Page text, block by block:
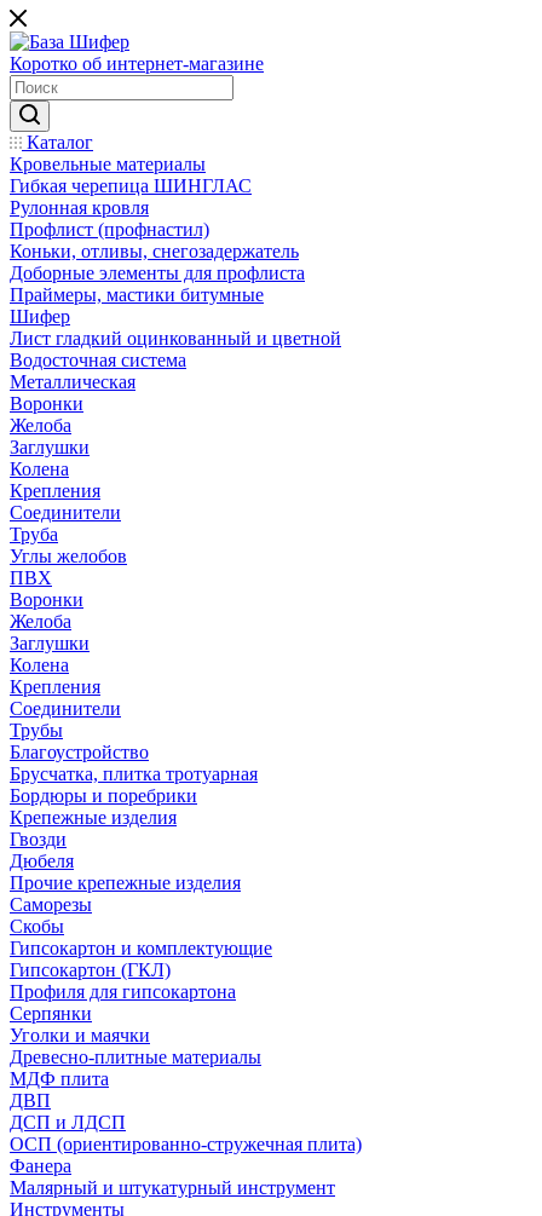
Коротко об интернет-магазине
Каталог
Кровельные материалы
Гибкая черепица ШИНГЛАС
Рулонная кровля
Профлист (профнастил)
Коньки, отливы, снегозадержатель
Доборные элементы для профлиста
Праймеры, мастики битумные
Шифер
Лист гладкий оцинкованный и цветной
Водосточная система
Металлическая
Воронки
Желоба
Заглушки
Колена
Крепления
Соединители
Труба
Углы желобов
ПВХ
Воронки
Желоба
Заглушки
Колена
Крепления
Соединители
Трубы
Благоустройство
Брусчатка, плитка тротуарная
Бордюры и поребрики
Крепежные изделия
Гвозди
Дюбеля
Прочие крепежные изделия
Саморезы
Скобы
Гипсокартон и комплектующие
Гипсокартон (ГКЛ)
Профиля для гипсокартона
Серпянки
Уголки и маячки
Древесно-плитные материалы
МДФ плита
ДВП
ДСП и ЛДСП
ОСП (ориентированно-стружечная плита)
Фанера
Малярный и штукатурный инструмент
Инструменты